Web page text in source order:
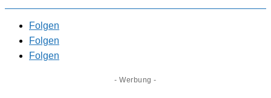
Folgen
Folgen
Folgen
- Werbung -